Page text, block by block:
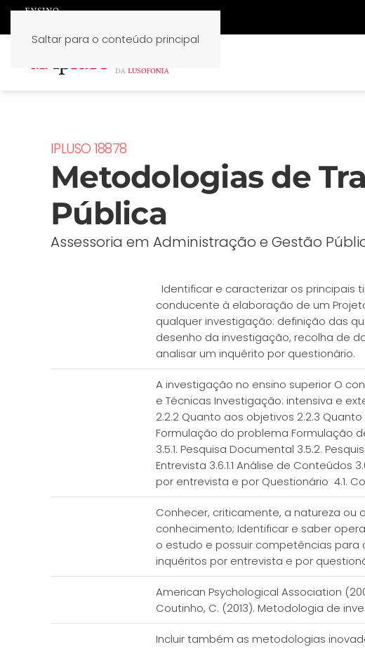
Saltar para o conteúdo principal
IPLUSO 18878
Metodologias de
Pública
Assessoria em Administração e Gestão
Identificar e caracterizar os principais
conducente à elaboração de um
qualquer investigação: definição das
desenho da investigação, recolha de
analisar um inquérito por questionário.
A investigação no ensino superior O
e Técnicas Investigação: intensiva e
2.2.2 Quanto aos objetivos 2.2.3
Formulação do problema Formulação
3.5.1. Pesquisa Documental 3.5.2.
Entrevista 3.6.1.1 Análise de
por entrevista e por Questionário 4.1.
Conhecer, criticamente, a natureza
conhecimento; Identificar e saber
o estudo e possuir competências
inquéritos por entrevista e por
American Psychological Association
Coutinho, C. (2013). Metodologia de
Incluir também as metodologias